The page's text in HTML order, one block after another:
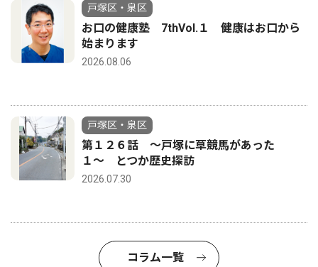
戸塚区・泉区
お口の健康塾 7thVol.１ 健康はお口から
始まります
2026.08.06
戸塚区・泉区
第１２６話 〜戸塚に草競馬があった
１〜 とつか歴史探訪
2026.07.30
コラム一覧